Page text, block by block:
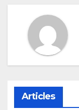
Articles